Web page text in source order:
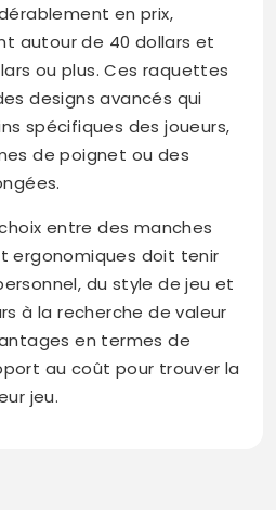
en prix,
autour de 40 dollars et
ou plus. Ces raquettes
designs avancés qui
spécifiques des joueurs,
de poignet ou des
entre des manches
ergonomiques doit tenir
du style de jeu et
à la recherche de valeur
en termes de
au coût pour trouver la
jeu.